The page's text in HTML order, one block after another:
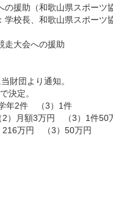
の援助（和歌山県スポーツ
学校長、和歌山県スポーツ
走大会への援助
財団より通知。
決定。
年2件 （3）1件
2）月額3万円 （3）1件50
216万円 （3）50万円